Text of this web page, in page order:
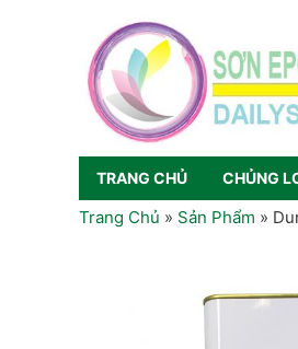
TRANG CHỦ CHỦNG
Trang Chủ » Sản Phẩm »